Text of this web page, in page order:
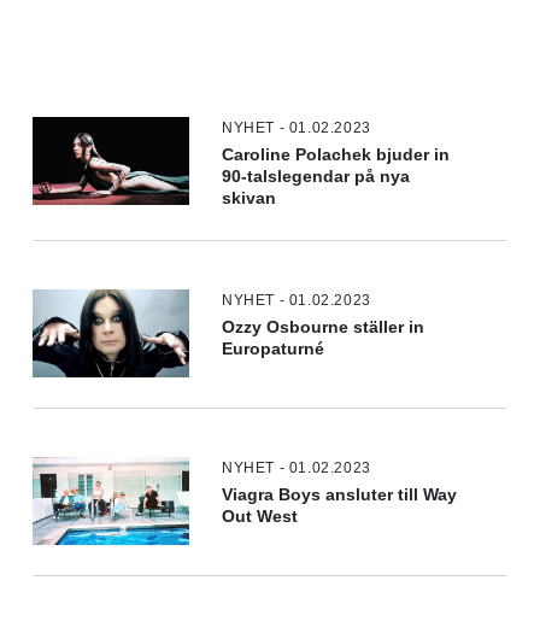
NYHET - 01.02.2023
Caroline Polachek bjuder in
90-talslegendar på nya
skivan
NYHET - 01.02.2023
Ozzy Osbourne ställer in
Europaturné
NYHET - 01.02.2023
Viagra Boys ansluter till Way
Out West